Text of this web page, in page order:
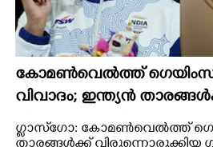
കോമൺവെൽത്ത്
വിവാദം; ഇന്ത്യൻ
വിരുന്നൊരുക്കിയ
വിമർശനം
ഗ്ലാസ്‌ഗോ: കോമൺവെൽത്ത്